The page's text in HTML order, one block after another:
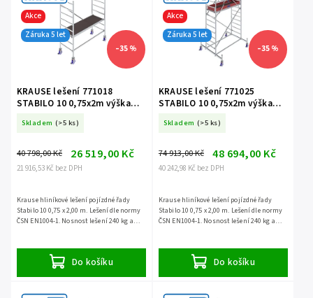
Akce
Záruka 5 let
–35 %
KRAUSE lešení 771018
STABILO 10 0,75x2m výška
Skladem (>5 ks)
21 916,53 Kč bez DPH
40 798,00 Kč 26 519,00 Kč
Do košíku
Krause hliníkové lešení pojízdné řady
Stabilo 10 0,75 x 2,00 m. Lešení dle normy
ČSN EN1004-1. Nosnost lešení 240 kg a
Akce
Záruka 5 let
–35 %
KRAUSE lešení 771025
STABILO 10 0,75x2m výška
Skladem (>5 ks)
40 242,98 Kč bez DPH
74 913,00 Kč 48 694,00 Kč
Do košíku
Krause hliníkové lešení pojízdné řady
Stabilo 10 0,75 x 2,00 m. Lešení dle normy
ČSN EN1004-1. Nosnost lešení 240 kg a